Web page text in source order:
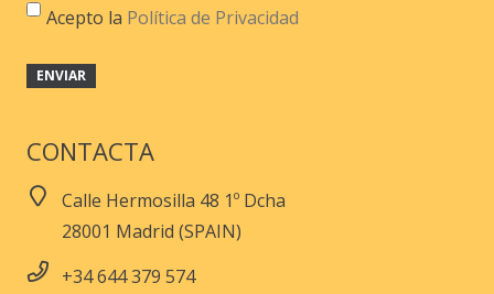
Acepto la Política de Privacidad
CONTACTA
Calle Hermosilla 48 1º Dcha
28001 Madrid (SPAIN)
+34 644 379 574